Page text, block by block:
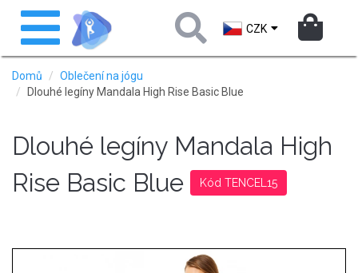
Přejít
hlavnímu
obsahu
Toggle
navigation
CZK
Domů
Oblečení na jógu
Dlouhé legíny Mandala High Rise Basic Blue
Dlouhé legíny Mandala High
Rise Basic Blue
Kód TENCEL15